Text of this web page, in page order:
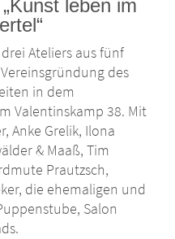
leben im
Ateliers aus fünf
des
in dem
Valentinskamp 38. Mit
Anke Grelik, Ilona
& Maaß, Tim
Prautzsch,
die ehemaligen und
Salon